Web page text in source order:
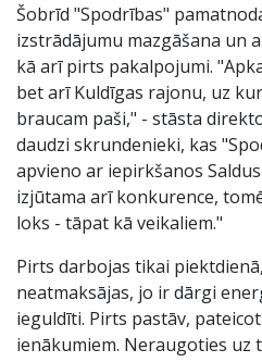
Šobrīd "Spodrības"
izstrādājumu mazgāšana un
kā arī pirts pakalpojumi.
bet arī Kuldīgas rajonu, uz
braucam paši," - stāsta
daudzi skrundenieki, kas
apvieno ar iepirkšanos
izjūtama arī konkurence,
loks - tāpat kā veikaliem."
Pirts darbojas tikai
neatmaksājas, jo ir dārgi
ieguldīti. Pirts pastāv,
ienākumiem. Neraugoties uz